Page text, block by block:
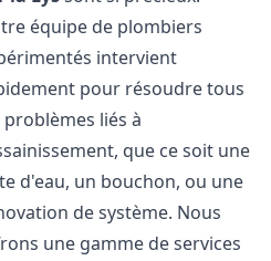
équipe de plombiers
intervient
pour résoudre tous
problèmes liés à
que ce soit une
d'eau, un bouchon, ou une
de système. Nous
une gamme de services